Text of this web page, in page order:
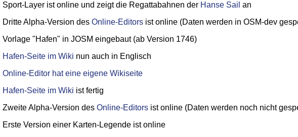
Sport-Layer ist online und zeigt die Regattabahnen der Hanse Sail an
Dritte Alpha-Version des Online-Editors ist online (Daten werden in OSM-dev
Vorlage "Hafen" in JOSM eingebaut (ab Version 1746)
Hafen-Seite im Wiki nun auch in Englisch
Online-Editor hat eine eigene Wikiseite
Hafen-Seite im Wiki ist fertig
Zweite Alpha-Version des Online-Editors ist online (Daten werden noch nicht
Erste Version einer Karten-Legende ist online